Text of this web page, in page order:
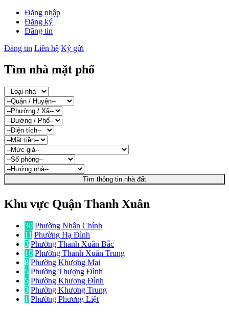
Đăng nhập
Đăng ký
Đăng tin
Đăng tin Liên hệ Ký gửi
Tìm nhà mặt phố
Tìm thông tin nhà đất
Khu vực Quận Thanh Xuân
30 Phường Nhân Chính
11 Phường Hạ Đình
3 Phường Thanh Xuân Bắc
10 Phường Thanh Xuân Trung
8 Phường Khương Mai
5 Phường Thượng Đình
5 Phường Khương Đình
3 Phường Khương Trung
1 Phường Phương Liệt